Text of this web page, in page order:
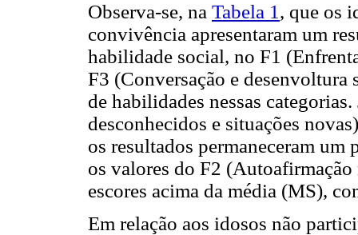
Observa-se, na Tabela 1 , que os
convivência apresentaram um
habilidade social, no F1
F3 (Conversação e
de habilidades nessas
desconhecidos e situações
os resultados permaneceram
os valores do F2
escores acima da média (MS),
Em relação aos idosos não